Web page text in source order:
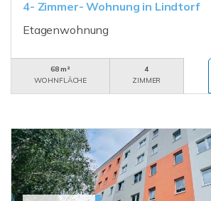
4- Zimmer- Wohnung in Lindtorf
Etagenwohnung
68 m²
WOHNFLÄCHE
4
ZIMMER